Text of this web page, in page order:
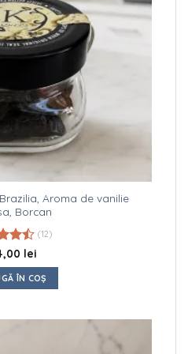
Aroma de vanilie
Borcan
la
5
(12)
lei
ÎN COȘ